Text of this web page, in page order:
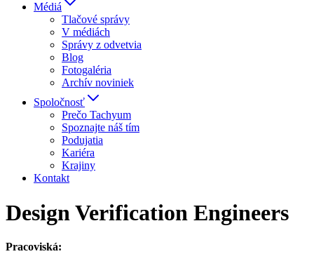
Médiá
Tlačové správy
V médiách
Správy z odvetvia
Blog
Fotogaléria
Archív noviniek
Spoločnosť
Prečo Tachyum
Spoznajte náš tím
Podujatia
Kariéra
Krajiny
Kontakt
Design Verification Engineers
Pracoviská: